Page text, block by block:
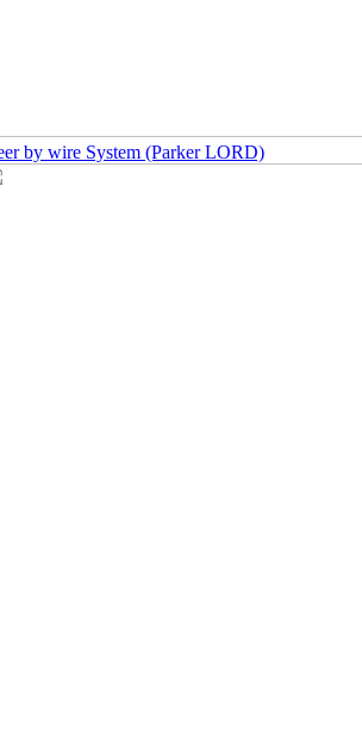
by wire System (Parker LORD)